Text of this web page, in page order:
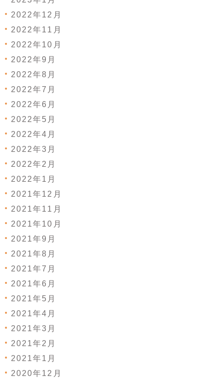
2022年12月
2022年11月
2022年10月
2022年9月
2022年8月
2022年7月
2022年6月
2022年5月
2022年4月
2022年3月
2022年2月
2022年1月
2021年12月
2021年11月
2021年10月
2021年9月
2021年8月
2021年7月
2021年6月
2021年5月
2021年4月
2021年3月
2021年2月
2021年1月
2020年12月